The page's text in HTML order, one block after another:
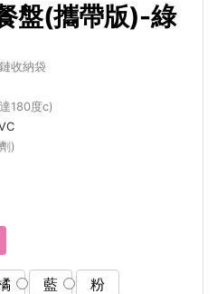
盤(攜帶版)-綠
收納袋
180度c)
)
藍
粉